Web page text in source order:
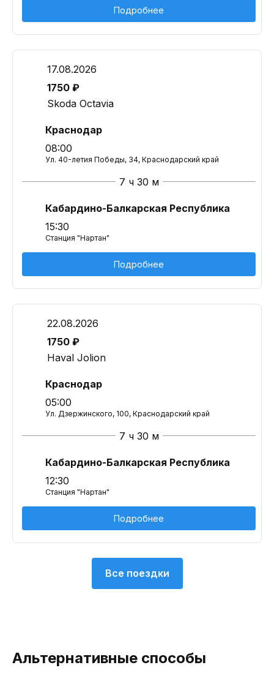
Подробнее
17.08.2026
1750 ₽
Skoda Octavia
Краснодар
08:00
Ул. 40-летия Победы, 34, Краснодарский край
7 ч 30 м
Кабардино-Балкарская Республика
15:30
Станция "Нартан"
Подробнее
22.08.2026
1750 ₽
Haval Jolion
Краснодар
05:00
Ул. Дзержинского, 100, Краснодарский край
7 ч 30 м
Кабардино-Балкарская Республика
12:30
Станция "Нартан"
Подробнее
Все поездки
Альтернативные способы